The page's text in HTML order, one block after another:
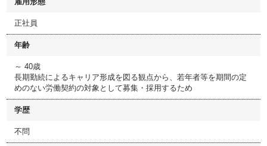
正社員
年齢
～ 40歳
長期勤続によるキャリア形成を図る観点から、若年者等を期間の定
めのない労働契約の対象として募集・採用するため
学歴
不問